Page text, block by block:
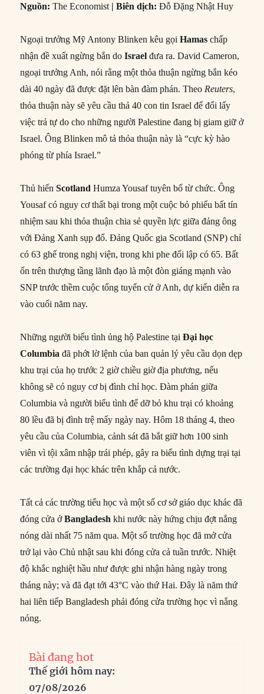
Nguồn: The Economist |Biên dịch: Đỗ Đặng Nhật Huy
Ngoại trưởng Mỹ Antony Blinken kêu gọiHamas chấp
nhận đề xuất ngừng bắn doIsrael đưa ra. David Cameron,
ngoại trưởng Anh, nói rằng một thỏa thuận ngừng bắn kéo
dài 40 ngày đã được đặt lên bàn đàm phán. Theo Reuters,
thỏa thuận này sẽ yêu cầu thả 40 con tin Israel để đổi lấy
việc trả tự do cho những người Palestine đang bị giam giữ ở
Israel. Ông Blinken mô tả thỏa thuận này là “cực kỳ hào
phóng từ phía Israel.”
Thủ hiếnScotland Humza Yousaf tuyên bố từ chức. Ông
Yousaf có nguy cơ thất bại trong một cuộc bỏ phiếu bất tín
nhiệm sau khi thỏa thuận chia sẻ quyền lực giữa đảng ông
với Đảng Xanh sụp đổ. Đảng Quốc gia Scotland (SNP) chỉ
có 63 ghế trong nghị viện, trong khi phe đối lập có 65. Bất
ổn trên thượng tầng lãnh đạo là một đòn giáng mạnh vào
SNP trước thềm cuộc tổng tuyển cử ở Anh, dự kiến diễn ra
vào cuối năm nay.
Những người biểu tình ủng hộ Palestine tạiĐại học
Columbia đã phớt lờ lệnh của ban quản lý yêu cầu dọn dẹp
khu trại của họ trước 2 giờ chiều giờ địa phương, nếu
không sẽ có nguy cơ bị đình chỉ học. Đàm phán giữa
Columbia và người biểu tình để dỡ bỏ khu trại có khoảng
80 lều đã bị đình trệ mấy ngày nay. Hôm 18 tháng 4, theo
yêu cầu của Columbia, cảnh sát đã bắt giữ hơn 100 sinh
viên vì tội xâm nhập trái phép, gây ra biểu tình dựng trại tại
các trường đại học khác trên khắp cả nước.
Tất cả các trường tiểu học và một số cơ sở giáo dục khác đã
đóng cửa ởBangladesh khi nước này hứng chịu đợt nắng
nóng dài nhất 75 năm qua. Một số trường học đã mở cửa
trở lại vào Chủ nhật sau khi đóng cửa cả tuần trước. Nhiệt
độ khắc nghiệt hầu như được ghi nhận hàng ngày trong
tháng này; và đã đạt tới 43°C vào thứ Hai. Đây là năm thứ
hai liên tiếp Bangladesh phải đóng cửa trường học vì nắng
nóng.
Bài đang hot
Thế giới hôm nay:
07/08/2026